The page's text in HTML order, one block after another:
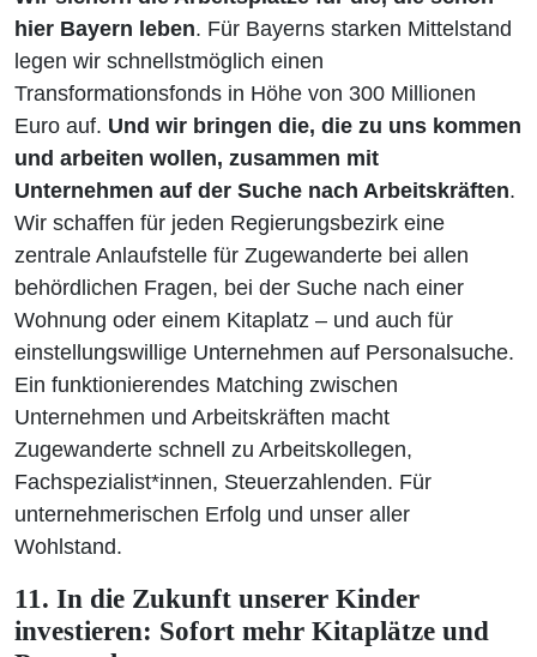
hier Bayern leben. Für Bayerns starken Mittelstand
legen wir schnellstmöglich einen
Transformationsfonds in Höhe von 300 Millionen
Euro auf. Und wir bringen die, die zu uns kommen
und arbeiten wollen, zusammen mit
Unternehmen auf der Suche nach Arbeitskräften.
Wir schaffen für jeden Regierungsbezirk eine
zentrale Anlaufstelle für Zugewanderte bei allen
behördlichen Fragen, bei der Suche nach einer
Wohnung oder einem Kitaplatz – und auch für
einstellungswillige Unternehmen auf Personalsuche.
Ein funktionierendes Matching zwischen
Unternehmen und Arbeitskräften macht
Zugewanderte schnell zu Arbeitskollegen,
Fachspezialist*innen, Steuerzahlenden. Für
unternehmerischen Erfolg und unser aller
Wohlstand.
11. In die Zukunft unserer Kinder
investieren: Sofort mehr Kitaplätze und